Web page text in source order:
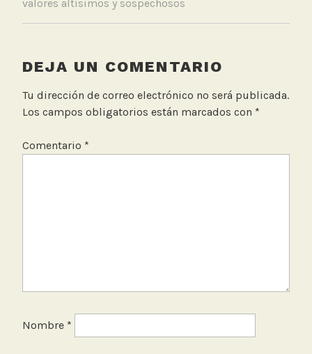
n
s
r
s
d
b
valores altísimos y sospechosos
DEJA UN COMENTARIO
Tu dirección de correo electrónico no será publicada.
Los campos obligatorios están marcados con *
Comentario *
Nombre *